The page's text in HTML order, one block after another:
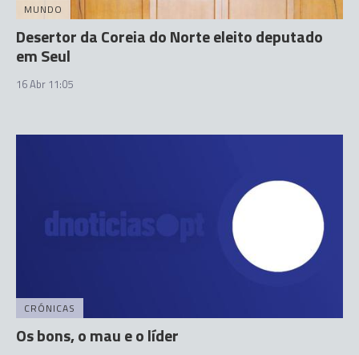
MUNDO
Desertor da Coreia do Norte eleito deputado
em Seul
16 Abr 11:05
CRÓNICAS
Os bons, o mau e o líder